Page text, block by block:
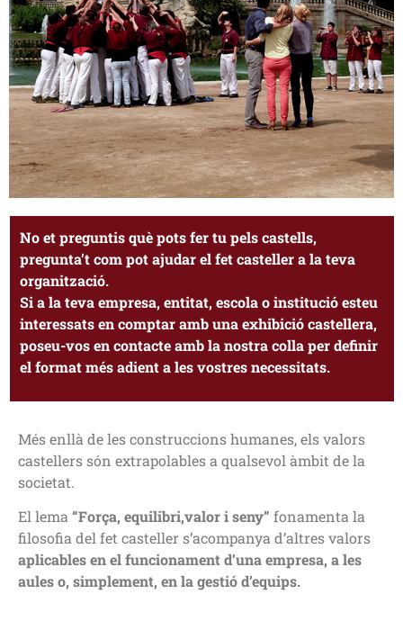
No et preguntis què pots fer tu pels castells,
pregunta’t com pot ajudar el fet casteller a la teva
organització.
Si a la teva empresa, entitat, escola o institució esteu
interessats en comptar amb una exhibició castellera,
poseu-vos en contacte amb la nostra colla per definir
el format més adient a les vostres necessitats.
Més enllà de les construccions humanes, els valors
castellers són extrapolables a qualsevol àmbit de la
societat.
El lema“Força, equilibri,valor i seny” fonamenta la
filosofia del fet casteller s’acompanya d’altres valors
aplicables en el funcionament d’una empresa, a les
aules o, simplement, en la gestió d’equips.